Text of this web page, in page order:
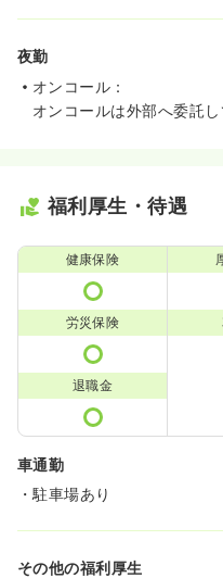
夜勤
オンコール：
オンコールは外部へ委託し
福利厚生・待遇
健康保険
労災保険
退職金
車通勤
・駐車場あり
その他の福利厚生